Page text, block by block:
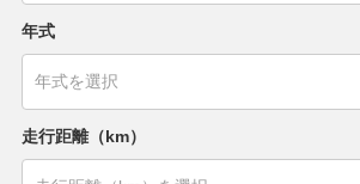
年式
走行距離（km）